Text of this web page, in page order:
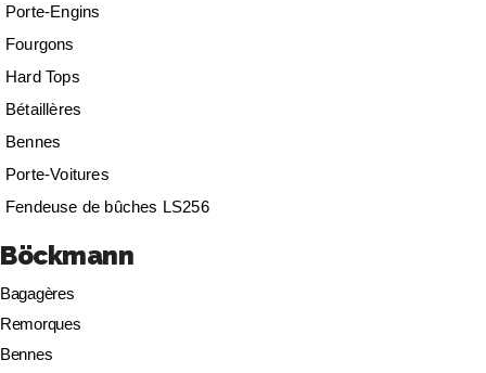
Porte-Engins
Fourgons
Hard Tops
Bétaillères
Bennes
Porte-Voitures
Fendeuse de bûches LS256
Böckmann
Bagagères
Remorques
Bennes